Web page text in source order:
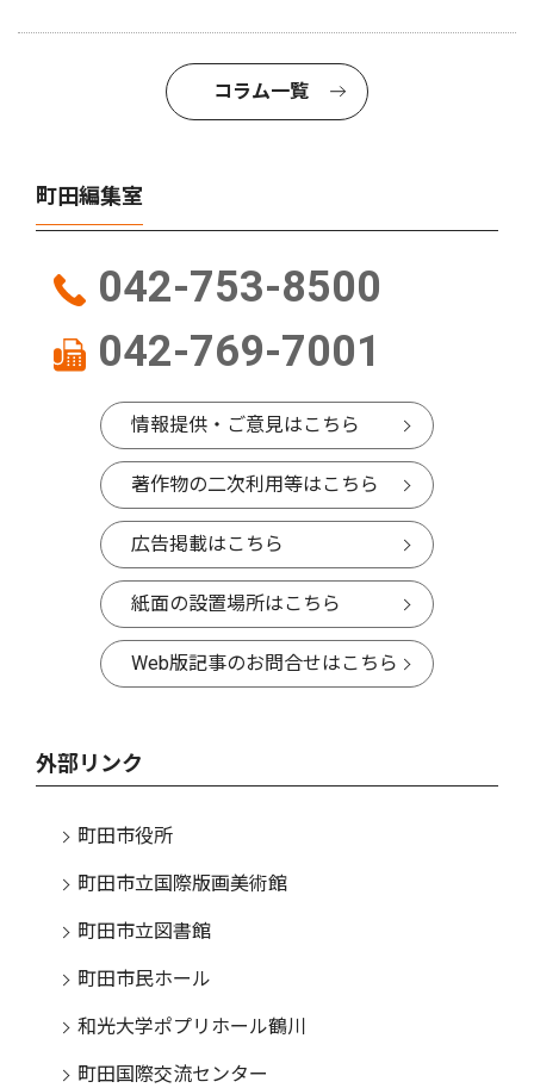
コラム一覧
町田編集室
042-753-8500
042-769-7001
情報提供・ご意見はこちら
著作物の二次利用等はこちら
広告掲載はこちら
紙面の設置場所はこちら
Web版記事のお問合せはこちら
外部リンク
町田市役所
町田市立国際版画美術館
町田市立図書館
町田市民ホール
和光大学ポプリホール鶴川
町田国際交流センター